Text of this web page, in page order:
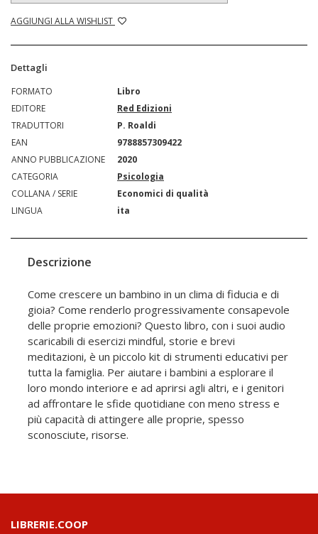
AGGIUNGI ALLA WISHLIST
Dettagli
FORMATO
Libro
EDITORE
Red Edizioni
TRADUTTORI
P. Roaldi
EAN
9788857309422
ANNO PUBBLICAZIONE
2020
CATEGORIA
Psicologia
COLLANA / SERIE
Economici di qualità
LINGUA
ita
Descrizione
Come crescere un bambino in un clima di fiducia e di
gioia? Come renderlo progressivamente consapevole
delle proprie emozioni? Questo libro, con i suoi audio
scaricabili di esercizi mindful, storie e brevi
meditazioni, è un piccolo kit di strumenti educativi per
tutta la famiglia. Per aiutare i bambini a esplorare il
loro mondo interiore e ad aprirsi agli altri, e i genitori
ad affrontare le sfide quotidiane con meno stress e
più capacità di attingere alle proprie, spesso
sconosciute, risorse.
LIBRERIE.COOP